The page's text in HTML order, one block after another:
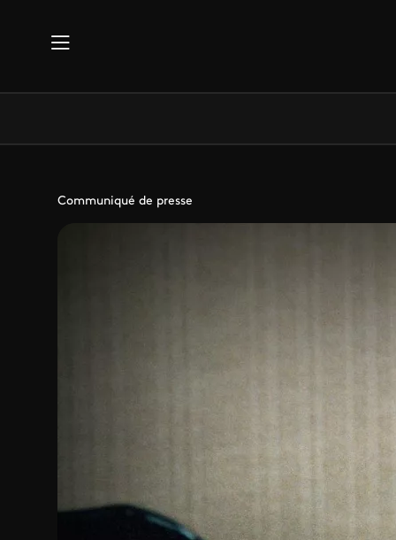
Communiqué de presse